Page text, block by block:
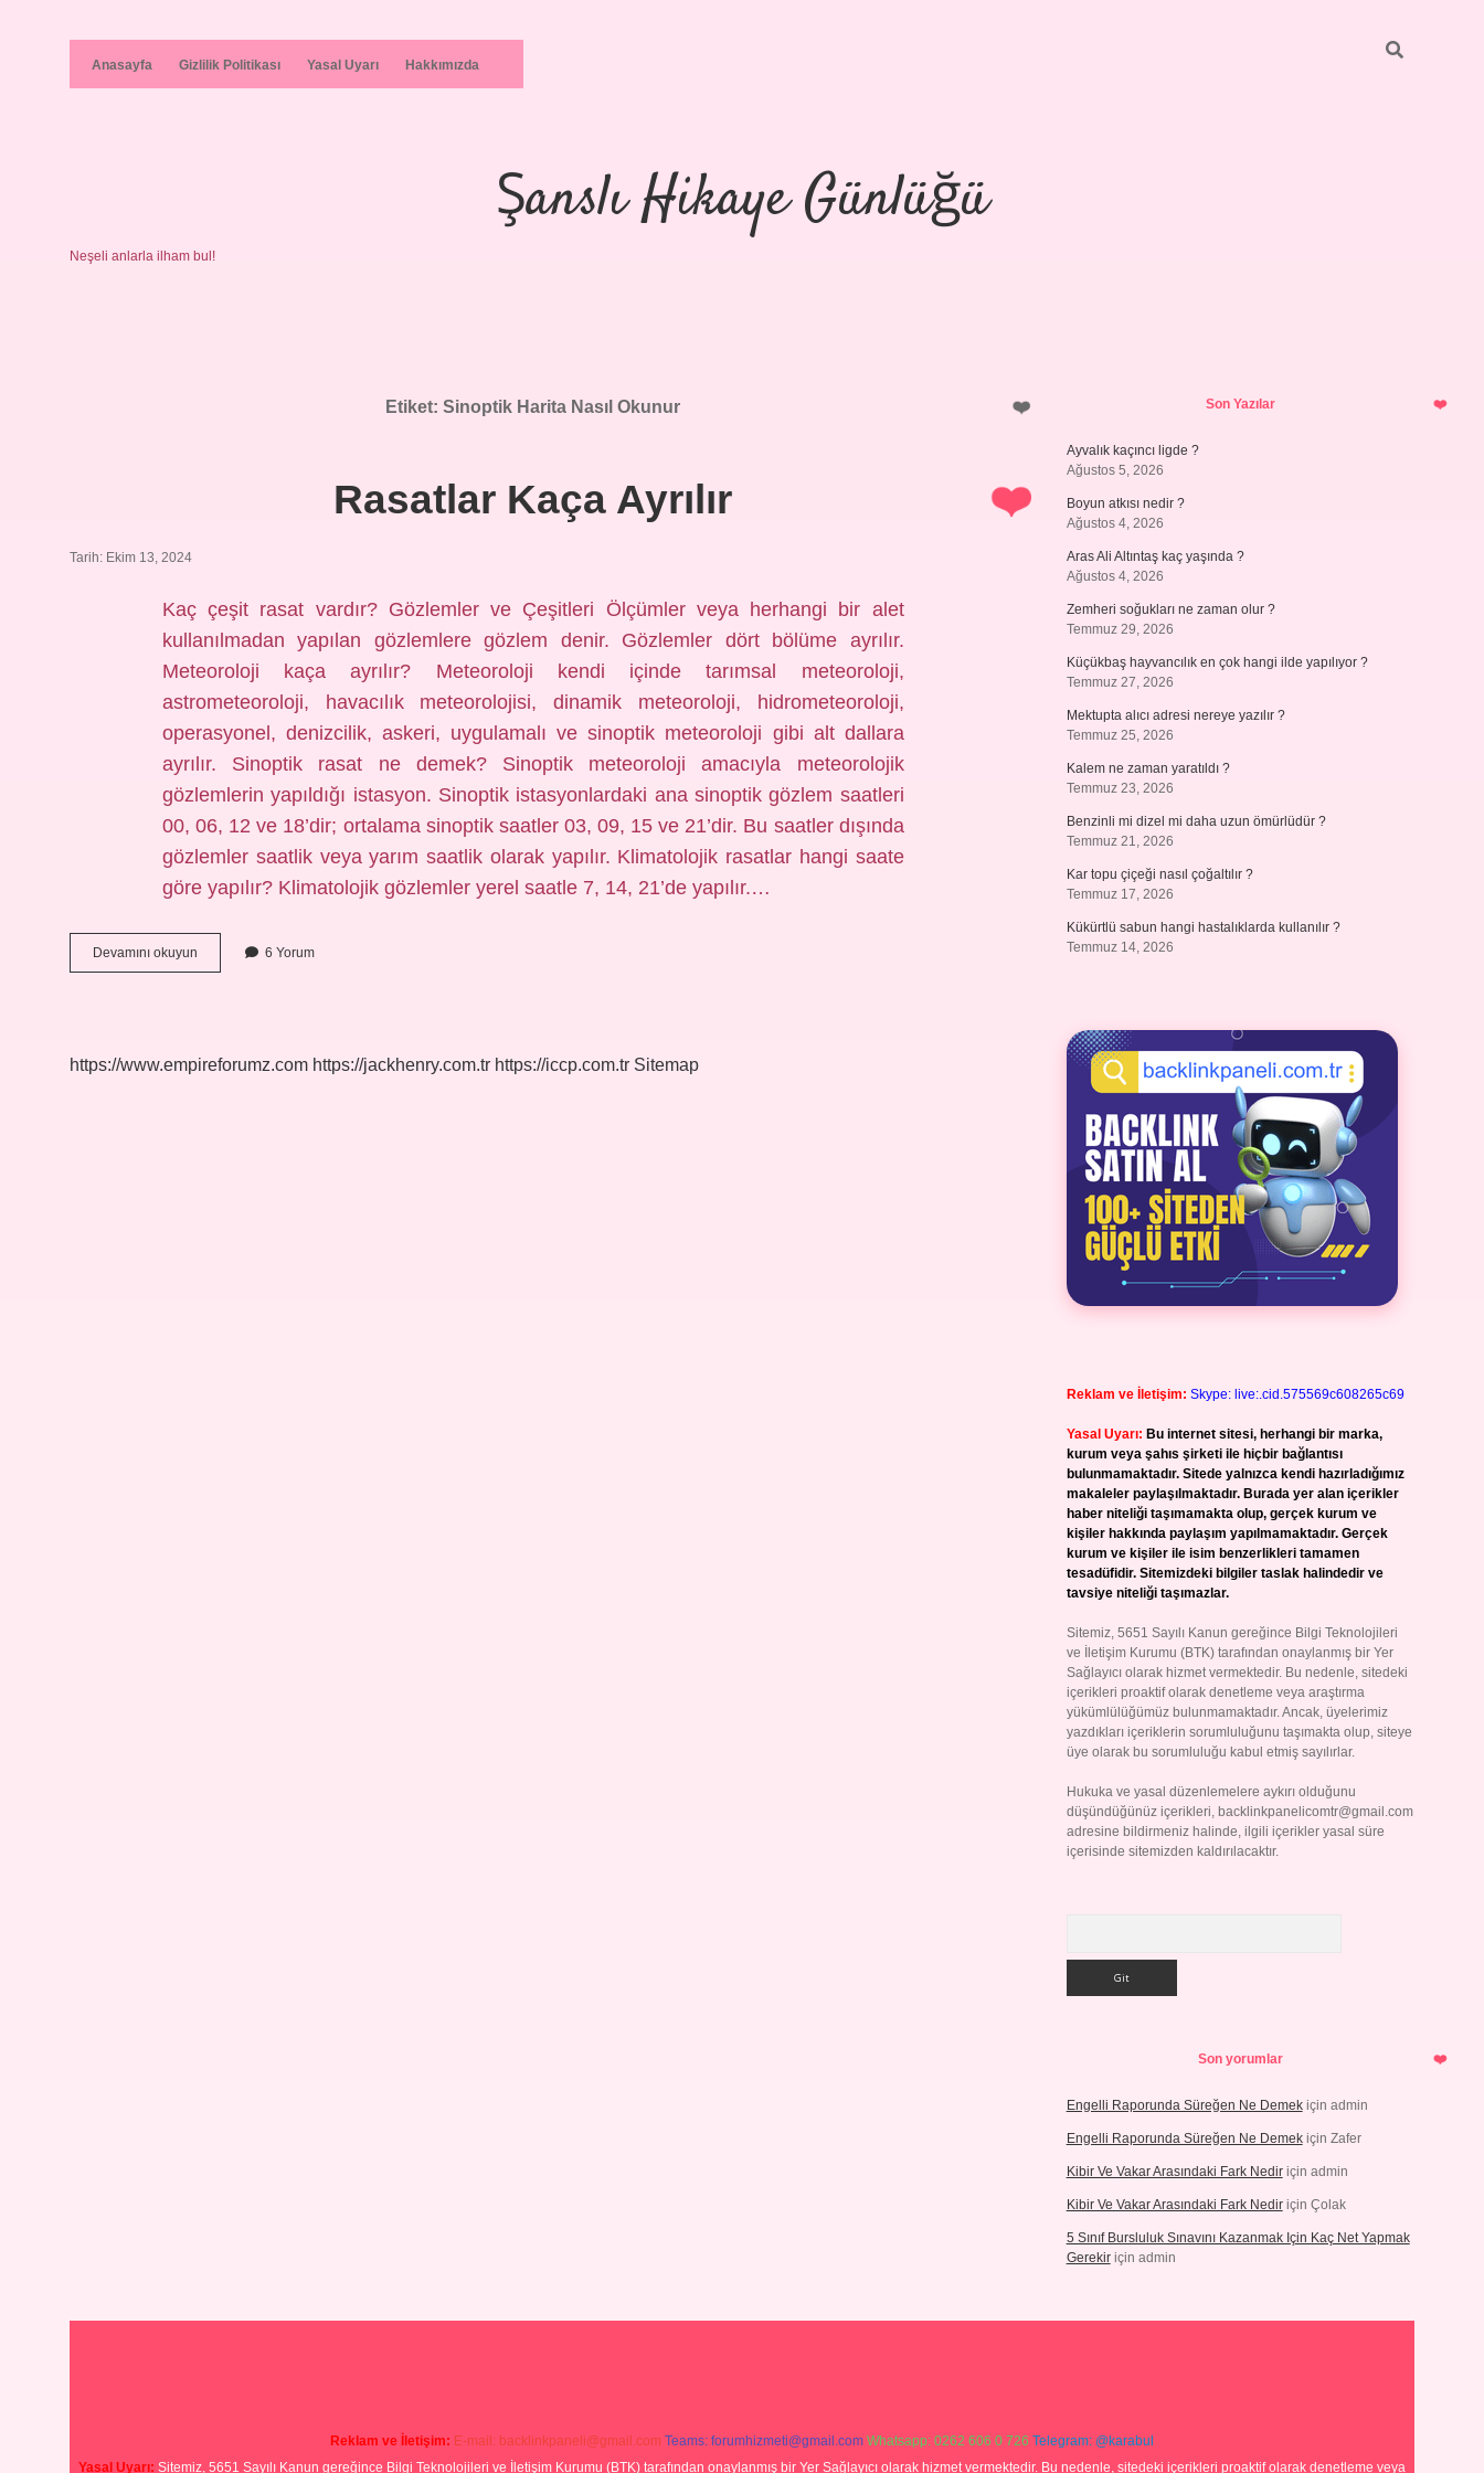
Anasayfa Gizlilik Politikası Yasal Uyarı Hakkımızda
Şanslı Hikaye Günlüğü
Neşeli anlarla ilham bul!
Etiket:Sinoptik Harita Nasıl Okunur
Rasatlar Kaça Ayrılır
Tarih: Ekim 13, 2024
Kaç çeşit rasat vardır? Gözlemler ve Çeşitleri Ölçümler veya herhangi bir alet
kullanılmadan yapılan gözlemlere gözlem denir. Gözlemler dört bölüme ayrılır.
Meteoroloji kaça ayrılır? Meteoroloji kendi içinde tarımsal meteoroloji,
astrometeoroloji, havacılık meteorolojisi, dinamik meteoroloji, hidrometeoroloji,
operasyonel, denizcilik, askeri, uygulamalı ve sinoptik meteoroloji gibi alt dallara
ayrılır. Sinoptik rasat ne demek? Sinoptik meteoroloji amacıyla meteorolojik
gözlemlerin yapıldığı istasyon. Sinoptik istasyonlardaki ana sinoptik gözlem saatleri
00, 06, 12 ve 18’dir; ortalama sinoptik saatler 03, 09, 15 ve 21’dir. Bu saatler dışında
gözlemler saatlik veya yarım saatlik olarak yapılır. Klimatolojik rasatlar hangi saate
göre yapılır? Klimatolojik gözlemler yerel saatle 7, 14, 21’de yapılır.…
Devamını okuyun Rasatlar
Kaça
6 Yorum
https://www.empireforumz.com https://jackhenry.com.tr https://iccp.com.tr Sitemap
SidebarSon Yazılar
Ayvalık kaçıncı ligde ?
Ağustos 5, 2026
Boyun atkısı nedir ?
Ağustos 4, 2026
Aras Ali Altıntaş kaç yaşında ?
Ağustos 4, 2026
Zemheri soğukları ne zaman olur ?
Temmuz 29, 2026
Küçükbaş hayvancılık en çok hangi ilde yapılıyor ?
Temmuz 27, 2026
Mektupta alıcı adresi nereye yazılır ?
Temmuz 25, 2026
Kalem ne zaman yaratıldı ?
Temmuz 23, 2026
Benzinli mi dizel mi daha uzun ömürlüdür ?
Temmuz 21, 2026
Kar topu çiçeği nasıl çoğaltılır ?
Temmuz 17, 2026
Kükürtlü sabun hangi hastalıklarda kullanılır ?
Temmuz 14, 2026
Reklam ve İletişim: Skype: live:.cid.575569c608265c69
Yasal Uyarı: Bu internet sitesi, herhangi bir marka,
kurum veya şahıs şirketi ile hiçbir bağlantısı
bulunmamaktadır. Sitede yalnızca kendi hazırladığımız
makaleler paylaşılmaktadır. Burada yer alan içerikler
haber niteliği taşımamakta olup, gerçek kurum ve
kişiler hakkında paylaşım yapılmamaktadır. Gerçek
kurum ve kişiler ile isim benzerlikleri tamamen
tesadüfidir. Sitemizdeki bilgiler taslak halindedir ve
tavsiye niteliği taşımazlar.
Sitemiz, 5651 Sayılı Kanun gereğince Bilgi Teknolojileri
ve İletişim Kurumu (BTK) tarafından onaylanmış bir Yer
Sağlayıcı olarak hizmet vermektedir. Bu nedenle, sitedeki
içerikleri proaktif olarak denetleme veya araştırma
yükümlülüğümüz bulunmamaktadır. Ancak, üyelerimiz
yazdıkları içeriklerin sorumluluğunu taşımakta olup, siteye
üye olarak bu sorumluluğu kabul etmiş sayılırlar.
Hukuka ve yasal düzenlemelere aykırı olduğunu
düşündüğünüz içerikleri, backlinkpanelicomtr@gmail.com
adresine bildirmeniz halinde, ilgili içerikler yasal süre
içerisinde sitemizden kaldırılacaktır.
Son yorumlar
Engelli Raporunda Süreğen Ne Demekiçin admin
Engelli Raporunda Süreğen Ne Demekiçin Zafer
Kibir Ve Vakar Arasındaki Fark Nediriçin admin
Kibir Ve Vakar Arasındaki Fark Nediriçin Çolak
5 Sınıf Bursluluk Sınavını Kazanmak Için Kaç Net Yapmak
Gerekiriçin admin
Reklam ve İletişim: E-mail: backlinkpaneli@gmail.com Teams: forumhizmeti@gmail.com Whatsapp: 0262 606 0 726 Telegram: @karabul
Yasal Uyarı: Sitemiz, 5651 Sayılı Kanun gereğince Bilgi Teknolojileri ve İletişim Kurumu (BTK) tarafından onaylanmış bir Yer Sağlayıcı olarak hizmet vermektedir. Bu nedenle, sitedeki içerikleri proaktif olarak denetleme veya